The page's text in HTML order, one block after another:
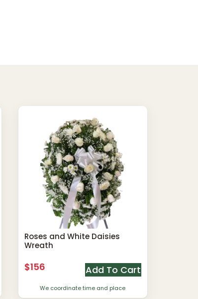
Roses and White Daisies
Wreath
$156 Add To Cart
We coordinate time and place